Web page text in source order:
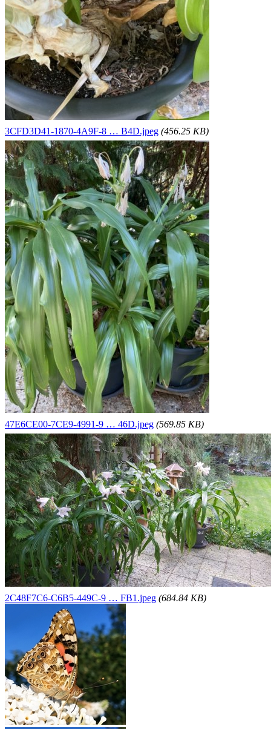
3CFD3D41-1870-4A9F-8 … B4D.jpeg (456.25 KB)
47E6CE00-7CE9-4991-9 … 46D.jpeg (569.85 KB)
2C48F7C6-C6B5-449C-9 … FB1.jpeg (684.84 KB)